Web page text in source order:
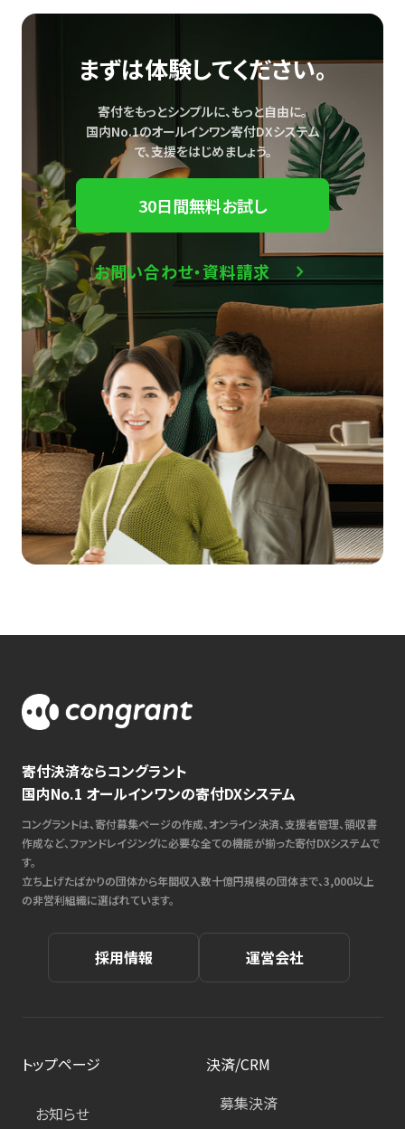
まずは体験してください。
寄付をもっとシンプルに、もっと自由に。
国内No.1のオールインワン寄付DXシステム
で、支援をはじめましょう。
30日間無料お試し
お問い合わせ・資料請求
寄付決済ならコングラント
国内No.1 オールインワンの寄付DXシステム
コングラントは、寄付募集ページの作成、オンライン決済、支援者管理、領収書
作成など、ファンドレイジングに必要な全ての機能が揃った寄付DXシステムで
す。
立ち上げたばかりの団体から年間収入数十億円規模の団体まで、3,000以上
の非営利組織に選ばれています。
採用情報 運営会社
トップページ
お知らせ
決済/CRM
募集決済